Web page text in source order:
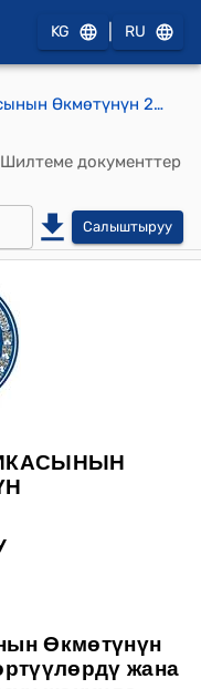
KG RU
Кыргыз Республикасынын Өкмөтүнүн 2012-жылдын 23-октябры № 743 "Кыргыз Республикасынын Өкмөтүнүн айрым чечимдерине өзгөртүүлөрдү жана толуктоолорду киргизүү жөнүндө" токтому
Шилтеме документтер
Салыштыруу